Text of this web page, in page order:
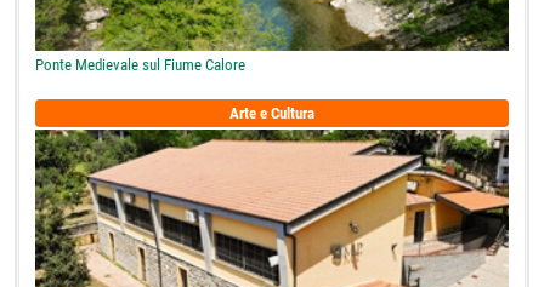
Ponte Medievale sul Fiume Calore
Arte e Cultura